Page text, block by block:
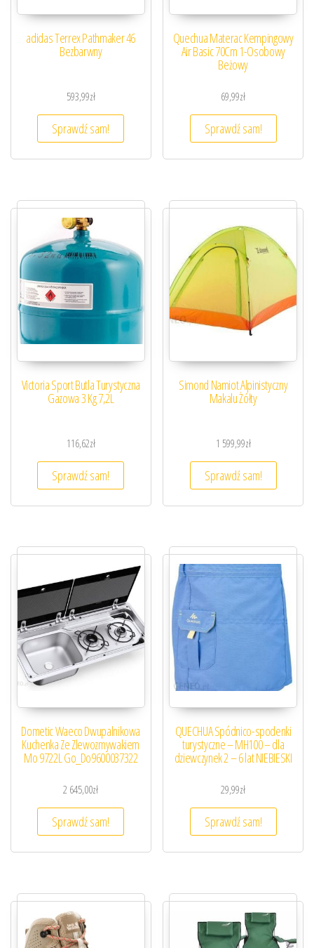
adidas Terrex Pathmaker 46
Bezbarwny
593,99zł
Sprawdź sam!
Quechua Materac Kempingowy
Air Basic 70Cm 1-Osobowy
Beżowy
69,99zł
Sprawdź sam!
Victoria Sport Butla Turystyczna
Gazowa 3 Kg 7,2L
116,62zł
Sprawdź sam!
Simond Namiot Alpinistyczny
Makalu Żółty
1 599,99zł
Sprawdź sam!
Dometic Waeco Dwupalnikowa
Kuchenka Ze Zlewozmywakiem
Mo 9722L Go_Do9600037322
2 645,00zł
Sprawdź sam!
QUECHUA Spódnico-spodenki
turystyczne – MH100 – dla
dziewczynek 2 – 6 lat NIEBIESKI
29,99zł
Sprawdź sam!